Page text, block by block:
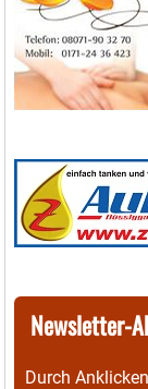
Newsletter-
Durch